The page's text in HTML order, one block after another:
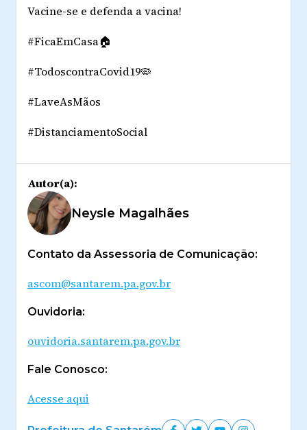
Vacine-se e defenda a vacina!
#FicaEmCasa🏠
#TodoscontraCovid19🦠
#LaveAsMãos
#DistanciamentoSocial
Autor(a):
Neysle Magalhães
Contato da Assessoria de Comunicação:
ascom@santarem.pa.gov.br
Ouvidoria:
ouvidoria.santarem.pa.gov.br
Fale Conosco:
Acesse aqui